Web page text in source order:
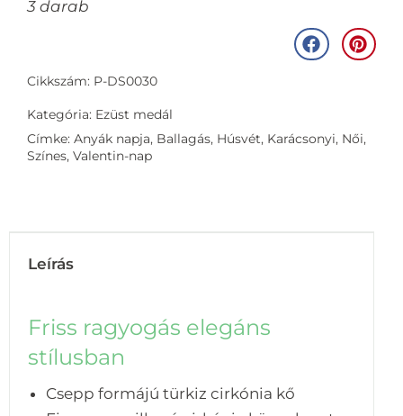
3 darab
Cikkszám: P-DS0030
Kategória: Ezüst medál
Címke: Anyák napja, Ballagás, Húsvét, Karácsonyi, Női,
Színes, Valentin-nap
Leírás
Friss ragyogás elegáns
stílusban
Csepp formájú türkiz cirkónia kő